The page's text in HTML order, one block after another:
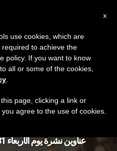
Posts Tagged ‘لا بييتا’
عناوين نشرة يوم الأربعاء 31 تموز 2024: حمل وديعة الإيمان
x
use cookies, which are
to achieve the
policy. If you want to know
all or some of the cookies,
page, clicking a link or
agree to the use of cookies.